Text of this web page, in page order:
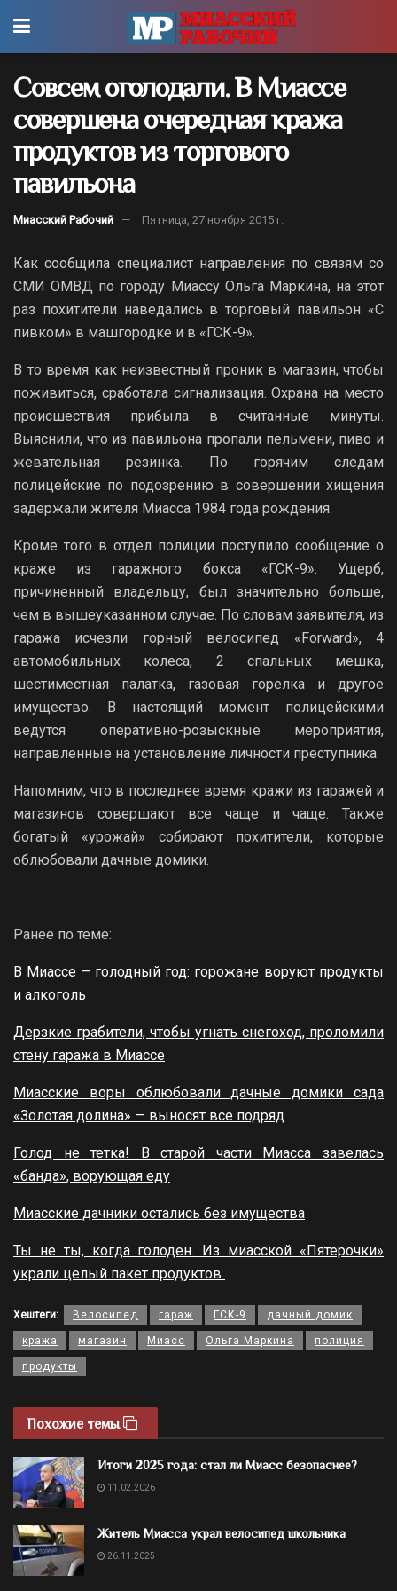
Совсем оголодали. В Миассе
совершена очередная кража
продуктов из торгового
павильона
Миасский Рабочий Пятница, 27 ноября 2015 г.
Как сообщила специалист направления по связям со
СМИ ОМВД по городу Миассу Ольга Маркина, на этот
раз похитители наведались в торговый павильон «С
пивком» в машгородке и в «ГСК-9».
В то время как неизвестный проник в магазин, чтобы
поживиться, сработала сигнализация. Охрана на место
происшествия прибыла в считанные минуты.
Выяснили, что из павильона пропали пельмени, пиво и
жевательная резинка. По горячим следам
полицейские по подозрению в совершении хищения
задержали жителя Миасса 1984 года рождения.
Кроме того в отдел полиции поступило сообщение о
краже из гаражного бокса «ГСК-9». Ущерб,
причиненный владельцу, был значительно больше,
чем в вышеуказанном случае. По словам заявителя, из
гаража исчезли горный велосипед «Forward», 4
автомобильных колеса, 2 спальных мешка,
шестиместная палатка, газовая горелка и другое
имущество. В настоящий момент полицейскими
ведутся оперативно-розыскные мероприятия,
направленные на установление личности преступника.
Напомним, что в последнее время кражи из гаражей и
магазинов совершают все чаще и чаще. Также
богатый «урожай» собирают похитители, которые
облюбовали дачные домики.
Ранее по теме:
В Миассе – голодный год: горожане воруют продукты
и алкоголь
Дерзкие грабители, чтобы угнать снегоход, проломили
стену гаража в Миассе
Миасские воры облюбовали дачные домики сада
«Золотая долина» — выносят все подряд
Голод не тетка! В старой части Миасса завелась
«банда», ворующая еду
Миасские дачники остались без имущества
Ты не ты, когда голоден. Из миасской «Пятерочки»
украли целый пакет продуктов
Хештеги: Велосипед гараж ГСК-9 дачный домик
кража магазин Миасс Ольга Маркина полиция
продукты
Похожие темы
Итоги 2025 года: стал ли Миасс безопаснее?
11.02.2026
Житель Миасса украл велосипед школьника
26.11.2025